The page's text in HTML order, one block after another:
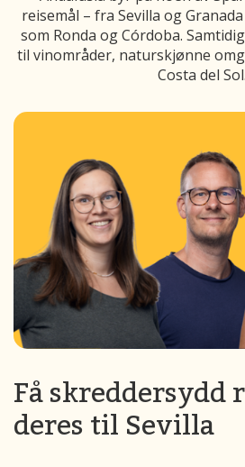
reisemål – fra Sevilla og
som Ronda og Córdoba.
til vinområder, naturskjønne
Costa del Sol.
Få skreddersydd
deres til Sevilla